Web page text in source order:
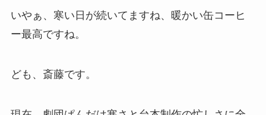
いやぁ、寒い日が続いてますね、暖かい缶コーヒ
ー最高ですね。
ども、斎藤です。